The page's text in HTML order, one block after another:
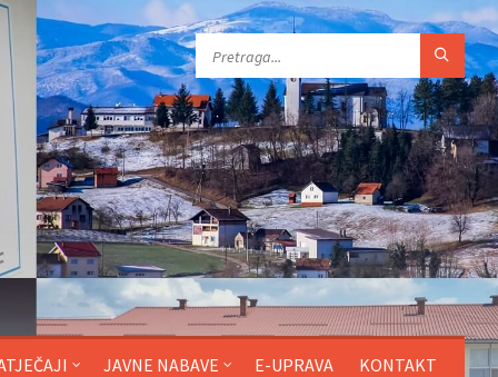
JAVNE NABAVE E-UPRAVA KONTAKT